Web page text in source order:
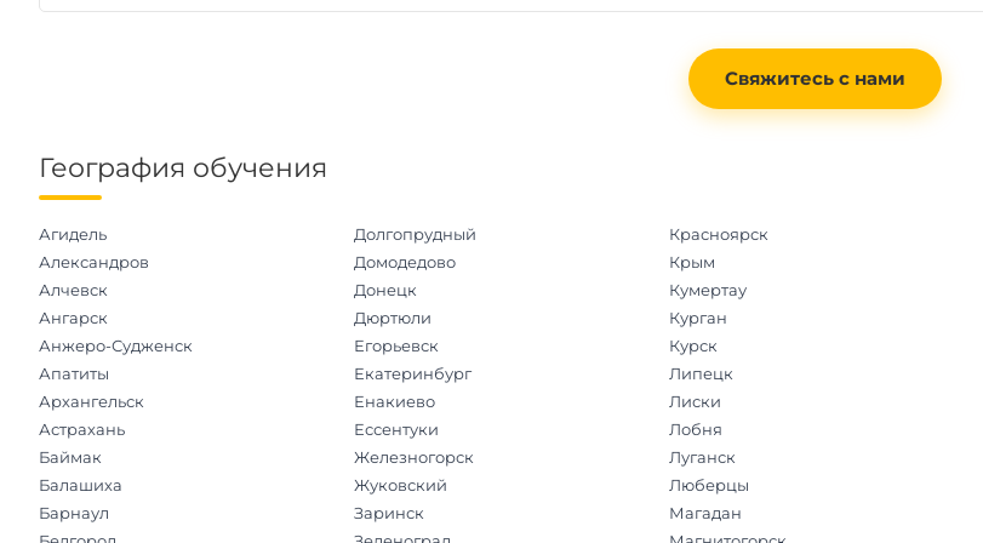
Свяжитесь с нами
География обучения
Агидель
Александров
Алчевск
Ангарск
Анжеро-Судженск
Апатиты
Архангельск
Астрахань
Баймак
Балашиха
Барнаул
Долгопрудный
Домодедово
Донецк
Дюртюли
Егорьевск
Екатеринбург
Енакиево
Ессентуки
Железногорск
Жуковский
Заринск
Красноярск
Крым
Кумертау
Курган
Курск
Липецк
Лиски
Лобня
Луганск
Люберцы
Магадан